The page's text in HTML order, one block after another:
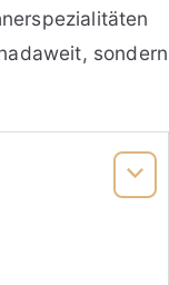
sondern